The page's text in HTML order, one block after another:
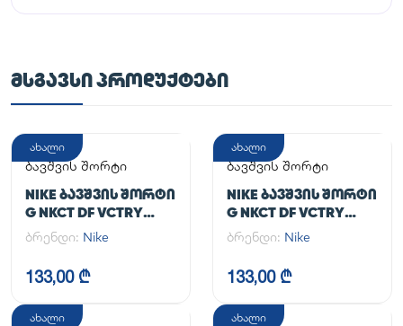
ᲛᲡᲒᲐᲕᲡᲘ ᲞᲠᲝᲓᲣᲥᲢᲔᲑᲘ
ახალი
ბავშვის შორტი
NIKE ᲑᲐᲕᲨᲕᲘᲡ ᲨᲝᲠᲢᲘ
G NKCT DF VCTRY
FLOUNCY SKRT
ბრენდი: Nike
133,00 ₾
ახალი
ბავშვის შორტი
NIKE ᲑᲐᲕᲨᲕᲘᲡ ᲨᲝᲠᲢᲘ
G NKCT DF VCTRY
FLOUNCY SKRT
ბრენდი: Nike
133,00 ₾
ახალი ახალი